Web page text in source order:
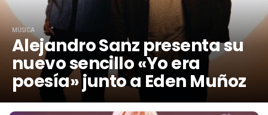
MÚSICA
Alejandro Sanz presenta su
nuevo sencillo «Yo era
poesía» junto a Eden Muñoz